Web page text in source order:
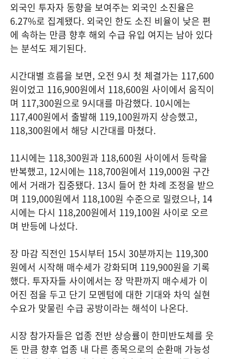
외국인 투자자 동향을 보여주는 외국인 소진율은
6.27%로 집계됐다. 외국인 한도 소진 비율이 낮은 편
에 속하는 만큼 향후 해외 수급 유입 여지는 남아 있다
는 분석도 제기된다.
시간대별 흐름을 보면, 오전 9시 첫 체결가는 117,600
원이었고 116,900원에서 118,600원 사이에서 움직이
며 117,300원으로 9시대를 마감했다. 10시에는
117,400원에서 출발해 119,100원까지 상승했고,
118,300원에서 해당 시간대를 마쳤다.
11시에는 118,300원과 118,600원 사이에서 등락을
반복했고, 12시에는 118,700원에서 119,000원 구간
에서 거래가 집중됐다. 13시 들어 한 차례 조정을 받으
며 119,000원에서 118,100원 수준으로 밀렸으나, 14
시에는 다시 118,200원에서 119,100원 사이로 오르
며 반등에 나섰다.
장 마감 직전인 15시부터 15시 30분까지는 119,300
원에서 시작해 매수세가 강화되며 119,900원을 기록
했다. 투자자들 사이에서는 장 막판까지 매수세가 이
어진 점을 두고 단기 모멘텀에 대한 기대와 차익 실현
수요가 맞물린 수급 공방이라는 해석이 나온다.
시장 참가자들은 업종 전반 상승률이 한미반도체를 웃
돈 만큼 향후 업종 내 다른 종목으로의 순환매 가능성